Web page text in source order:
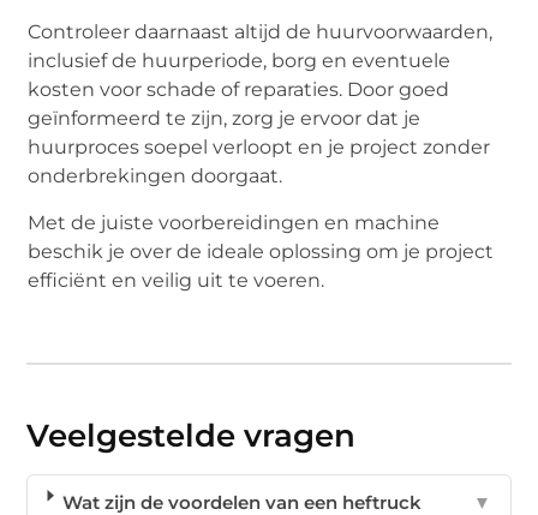
Controleer daarnaast altijd de huurvoorwaarden,
inclusief de huurperiode, borg en eventuele
kosten voor schade of reparaties. Door goed
geïnformeerd te zijn, zorg je ervoor dat je
huurproces soepel verloopt en je project zonder
onderbrekingen doorgaat.
Met de juiste voorbereidingen en machine
beschik je over de ideale oplossing om je project
efficiënt en veilig uit te voeren.
Veelgestelde vragen
Wat zijn de voordelen van een heftruck
▼